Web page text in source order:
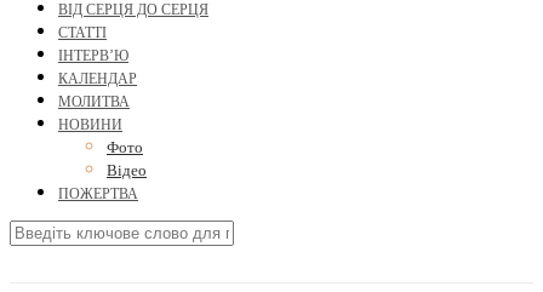
ВІД СЕРЦЯ ДО СЕРЦЯ
СТАТТІ
ІНТЕРВ’Ю
КАЛЕНДАР
МОЛИТВА
НОВИНИ
Фото
Відео
ПОЖЕРТВА